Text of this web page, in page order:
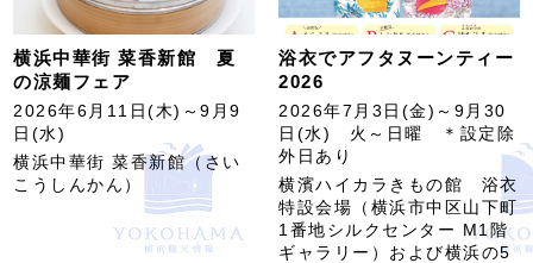
横浜中華街 菜香新館 夏
の涼麺フェア
2026年6月11日(木)～9月9
日(水)
横浜中華街 菜香新館（さい
こうしんかん）
浴衣でアフタヌーンティー
2026
2026年7月3日(金)～9月30
日(水) 火～日曜 ＊設定除
外日あり
横濱ハイカラきもの館 浴衣
特設会場（横浜市中区山下町
1番地シルクセンター M1階
ギャラリー）および横浜の5